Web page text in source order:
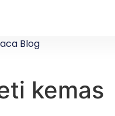
Blog
kemas